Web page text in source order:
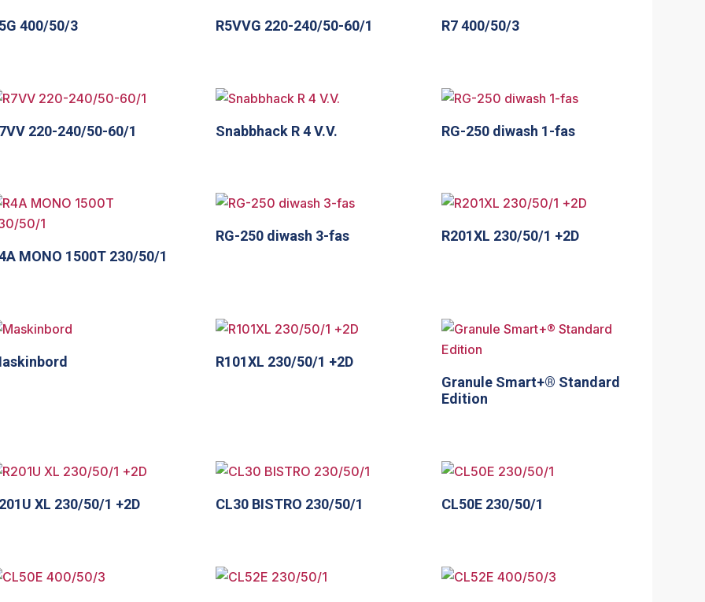
400/50/3 R5VVG 220-240/50-60/1 R7 400/50/3
220-240/50-60/1 Snabbhack R 4 V.V. RG-250 diwash 1-fas
MONO 1500T 230/50/1
RG-250 diwash 3-fas R201XL 230/50/1 +2D
R101XL 230/50/1 +2D
Granule Smart+® Standard
Edition
XL 230/50/1 +2D CL30 BISTRO 230/50/1 CL50E 230/50/1